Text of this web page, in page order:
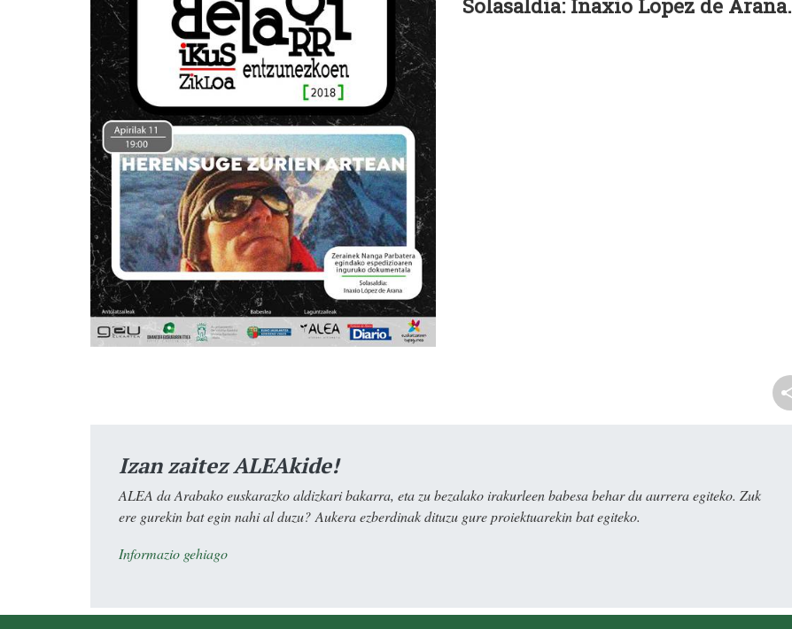
Solasaldia: Inaxio Lopez de Arana.
Izan zaitez ALEAkide!
ALEA da Arabako euskarazko aldizkari bakarra, eta zu bezalako irakurleen babesa behar du aurrera egiteko. Zuk
ere gurekin bat egin nahi al duzu? Aukera ezberdinak dituzu gure proiektuarekin bat egiteko.
Informazio gehiago